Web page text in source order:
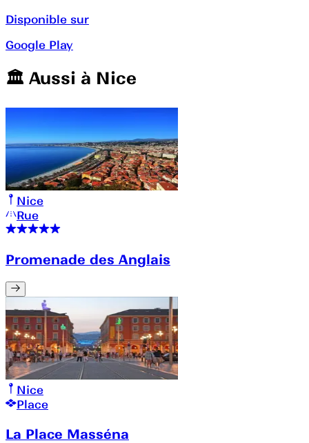
Disponible sur
Google Play
🏛️️ Aussi à Nice
Nice
Rue
Promenade des Anglais
Nice
Place
La Place Masséna